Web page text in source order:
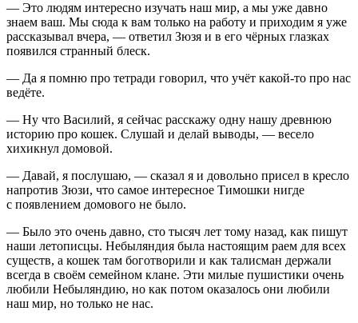
— Это людям интересно изучать наш мир, а мы уже давно
знаем ваш. Мы сюда к вам только на работу и приходим я уже
рассказывал вчера, — ответил Зюзя и в его чёрных глазках
появился странный блеск.
— Да я помню про тетради говорил, что учёт какой-то про нас
ведёте.
— Ну что Василий, я сейчас расскажу одну нашу древнюю
историю про кошек. Слушай и делай выводы, — весело
хихикнул домовой.
— Давай, я послушаю, — сказал я и довольно присел в кресло
напротив Зюзи, что самое интересное Тимошки нигде
с появлением домового не было.
— Было это очень давно, сто тысяч лет тому назад, как пишут
наши летописцы. Небыляндия была настоящим раем для всех
существ, а кошек там боготворили и как талисман держали
всегда в своём семейном клане. Эти милые пушистики очень
любили Небыляндию, но как потом оказалось они любили
наш мир, но только не нас.